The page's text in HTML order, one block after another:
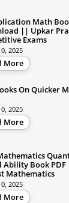
Math
|| Upkar
Exams
2025
More
On Quicker
2025
More
Ability Book
Mathematics
2025
More